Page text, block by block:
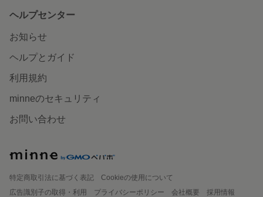
ヘルプセンター
お知らせ
ヘルプとガイド
利用規約
minneのセキュリティ
お問い合わせ
特定商取引法に基づく表記
Cookieの使用について
広告識別子の取得・利用
プライバシーポリシー 会社概要
採用情報